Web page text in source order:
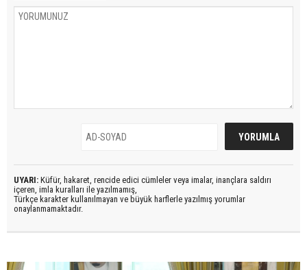
UYARI: Küfür, hakaret, rencide edici cümleler veya imalar, inançlara saldırı
içeren, imla kuralları ile yazılmamış,
Türkçe karakter kullanılmayan ve büyük harflerle yazılmış yorumlar
onaylanmamaktadır.